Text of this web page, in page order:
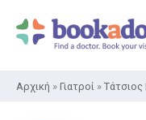
στο
περιεχόμενο
Αρχική » Γιατροί »